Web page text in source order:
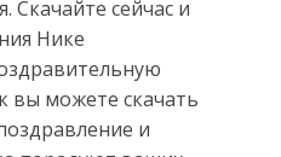
Скачайте сейчас и
Нике
вы можете скачать
и